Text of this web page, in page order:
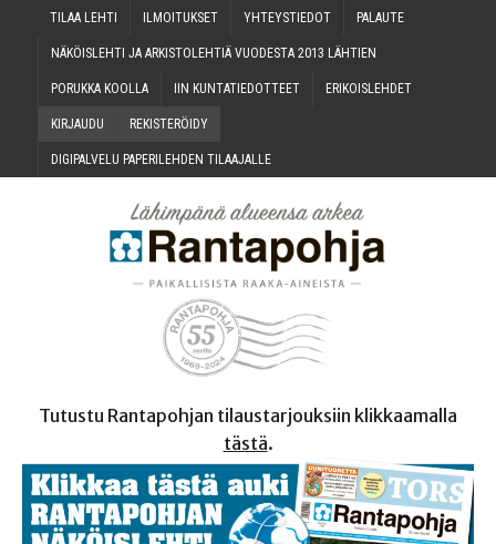
TILAA LEH­TI ILMOI­TUK­SET YHTEYS­TIE­DOT PALAU­TE
NÄKÖIS­LEH­TI JA ARKIS­TO­LEH­TIÄ VUO­DES­TA 2013 LÄHTIEN
PORUK­KA KOOLLA IIN KUN­TA­TIE­DOT­TEET ERI­KOIS­LEH­DET
KIR­JAU­DU REKIS­TE­RÖI­DY
DIGI­PAL­VE­LU PAPE­RI­LEH­DEN TILAAJALLE
Tutustu Rantapohjan tilaustarjouksiin klikkaamalla
tästä.